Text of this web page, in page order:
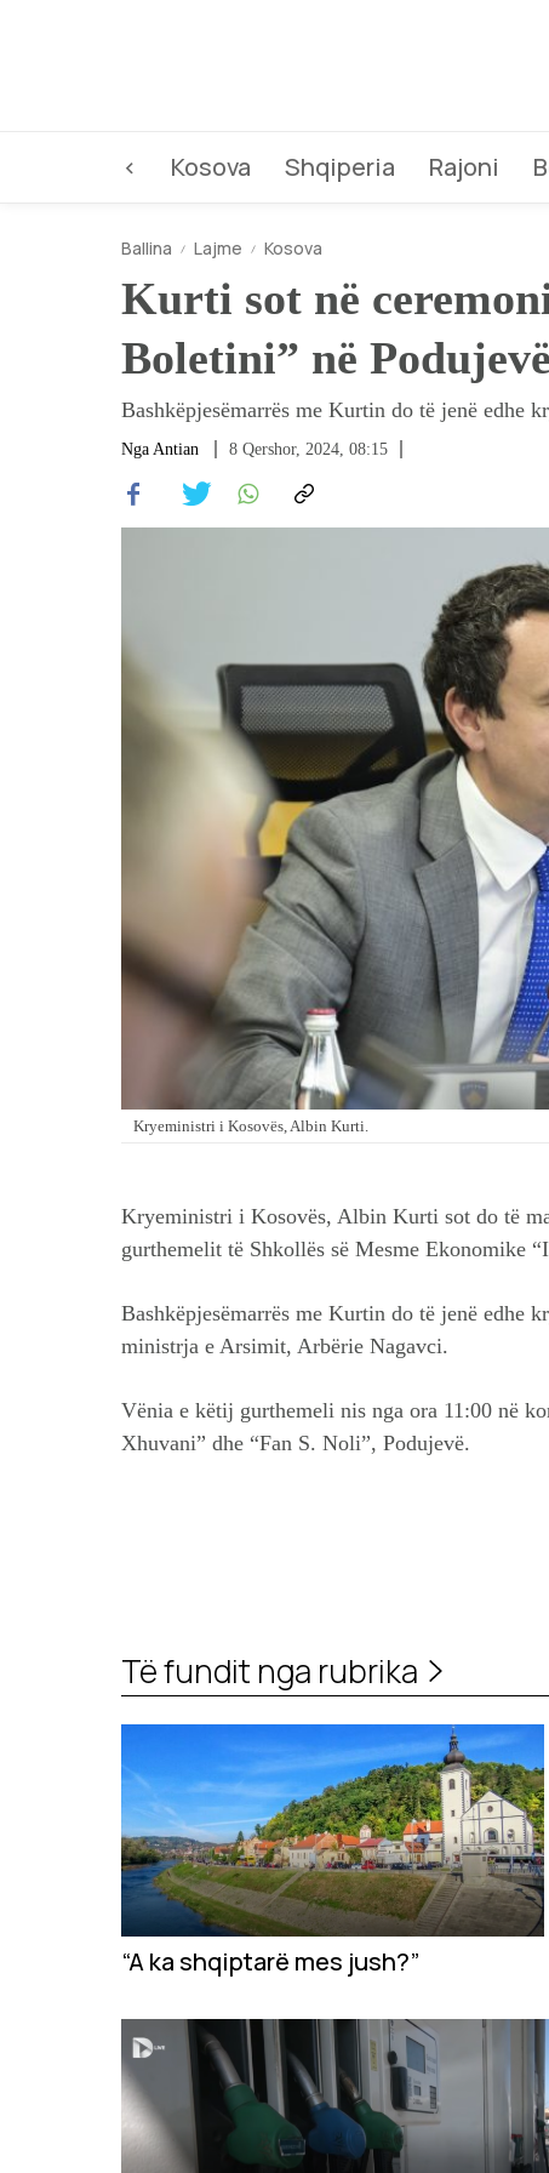
< Kosova Shqiperia Rajoni
Ballina Lajme Kosova
Kurti sot në
Boletini” në Podujevë
Bashkëpjesëmarrës me Kurtin do të jenë
Nga Antian 8 Qershor, 2024, 08:15
Kryeministri i Kosovës, Albin Kurti.
Kryeministri i Kosovës, Albin Kurti sot do të
gurthemelit të Shkollës së Mesme Ekonomike
Bashkëpjesëmarrës me Kurtin do të jenë edhe
ministrja e Arsimit, Arbërie Nagavci.
Vënia e këtij gurthemeli nis nga ora 11:00 në
Xhuvani” dhe “Fan S. Noli”, Podujevë.
Të fundit nga rubrika
“A ka shqiptarë mes jush?”